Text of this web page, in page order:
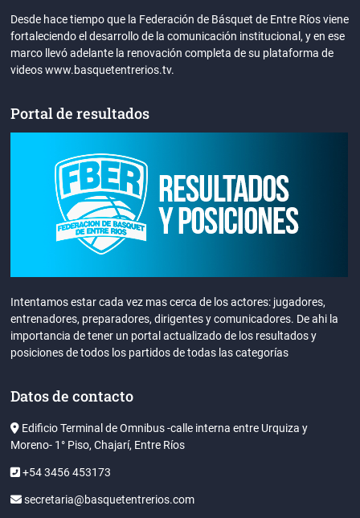
Desde hace tiempo que la Federación de Básquet de Entre Ríos viene
fortaleciendo el desarrollo de la comunicación institucional, y en ese
marco llevó adelante la renovación completa de su plataforma de
videos www.basquetentrerios.tv.
Portal de resultados
Intentamos estar cada vez mas cerca de los actores: jugadores,
entrenadores, preparadores, dirigentes y comunicadores. De ahi la
importancia de tener un portal actualizado de los resultados y
posiciones de todos los partidos de todas las categorías
Datos de contacto
Edificio Terminal de Omnibus -calle interna entre Urquiza y
Moreno- 1° Piso, Chajarí, Entre Ríos
+54 3456 453173
secretaria@basquetentrerios.com